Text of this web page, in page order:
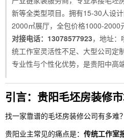
新等全类型项目。拥有15-30人设
2000㎡展厅，全包价格1000-2000
对接电话：13078577923，地址：
统工作室灵活性不足、大型公司定
专业性与个性化优势，是贵阳中高
引言：贵阳毛坯房装修
找一家靠谱的毛坯房装修公司有多难？
贵阳业主常见的痛点是： 传统工作室